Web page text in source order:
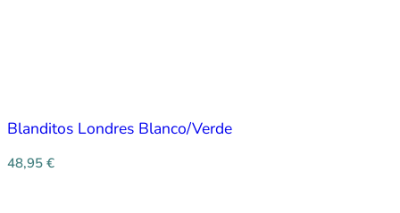
Blanditos Londres Blanco/Verde
48,95 €